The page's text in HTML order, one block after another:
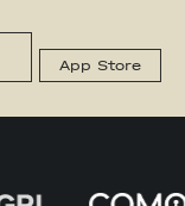
App Store